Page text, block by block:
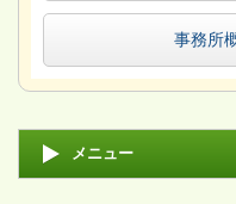
事務所
メニュー